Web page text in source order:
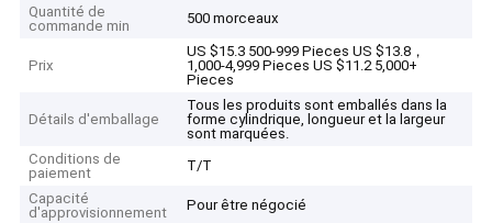
Quantité de
commande min
500 morceaux
Prix
US $15.3 500-999 Pieces US $13.8，
1,000-4,999 Pieces US $11.2 5,000+
Pieces
Détails d'emballage
Tous les produits sont emballés dans la
forme cylindrique, longueur et la largeur
sont marquées.
Conditions de
paiement
T/T
Capacité
d'approvisionnement
Pour être négocié